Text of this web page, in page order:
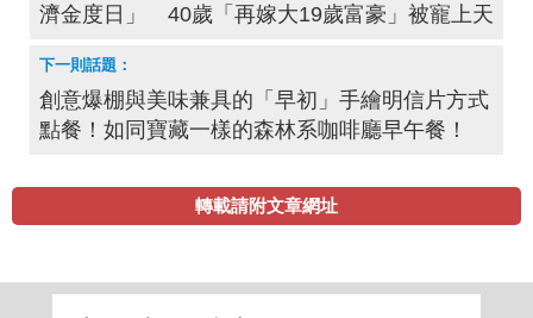
濟金度日」 40歲「再嫁大19歲富豪」被寵上天
創意爆棚與美味兼具的「早初」手繪明信片方式
點餐！如同寶藏一樣的森林系咖啡廳早午餐！
轉載請附文章網址